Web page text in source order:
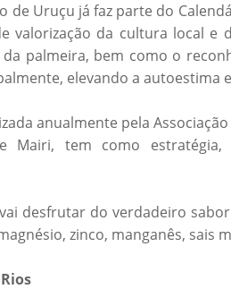
de Uruçu já faz parte do
valorização da cultura local e
palmeira, bem como o
elevando a autoestima
anualmente pela
Mairi, tem como estratégia,
desfrutar do verdadeiro
zinco, manganês, sais